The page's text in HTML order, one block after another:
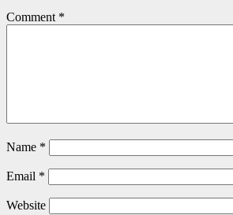
Comment *
Name *
Email *
Website